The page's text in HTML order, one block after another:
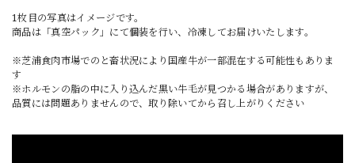
1枚目の写真はイメージです。
商品は「真空パック」にて個装を行い、冷凍してお届けいたします。
※芝浦食肉市場でのと畜状況により国産牛が一部混在する可能性もありま
す
※ホルモンの脂の中に入り込んだ黒い牛毛が見つかる場合がありますが、
品質には問題ありませんので、取り除いてから召し上がりください